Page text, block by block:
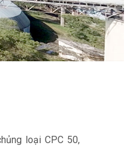
loại CPC 50,